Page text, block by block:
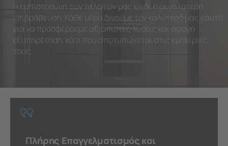
Η εμπιστοσύνη των πελατών μας είναι η μεγαλύτερη
επιβράβευση. Κάθε μέρα δίνουμε τον καλύτερό μας εαυτό
για να προσφέρουμε αξιόπιστες λύσεις και άψογη
εξυπηρέτηση, κάτι που αποτυπώνεται στις εμπειρίες
τους.
Πλήρης Επαγγελματισμός και